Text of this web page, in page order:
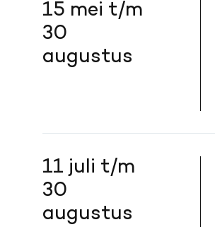
15 mei t/m
30
augustus
11 juli t/m
30
augustus